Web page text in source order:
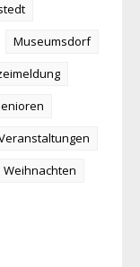
Museumsdorf
Weihnachten